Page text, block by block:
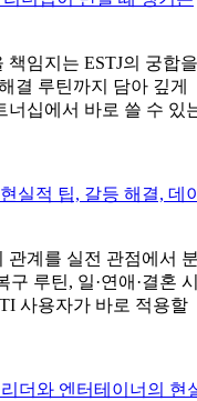
책임지는 ESTJ의 궁합을
결 루틴까지 담아 깊게
너십에서 바로 쓸 수 있
실적 팁, 갈등 해결, 데
관계를 실전 관점에서
루틴, 일·연애·결혼
사용자가 바로 적용할
더와 엔터테이너의 현